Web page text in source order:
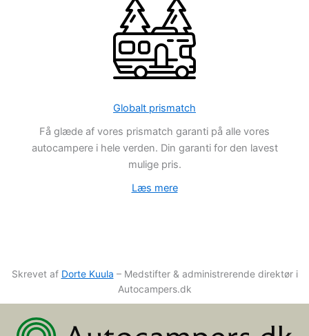
Globalt prismatch
Få glæde af vores prismatch garanti på alle vores
autocampere i hele verden. Din garanti for den lavest
mulige pris.
Læs mere
Skrevet af Dorte Kuula – Medstifter & administrerende direktør i
Autocampers.dk